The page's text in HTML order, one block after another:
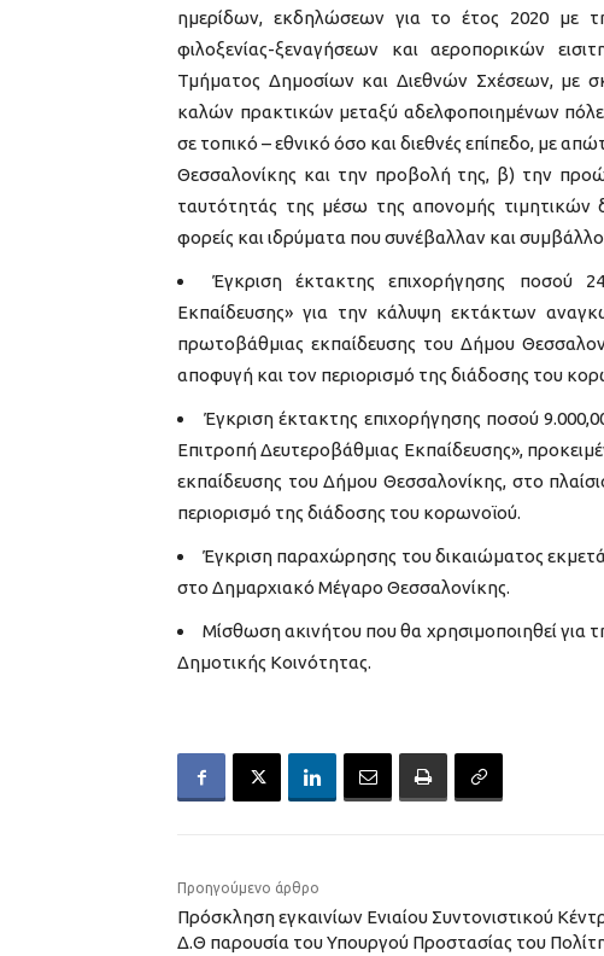
ημερίδων, εκδηλώσεων για το έτος 2020 με
φιλοξενίας-ξεναγήσεων και αεροπορικών
Τμήματος Δημοσίων και Διεθνών Σχέσεων, με
καλών πρακτικών μεταξύ αδελφοποιημένων
σε τοπικό – εθνικό όσο και διεθνές επίπεδο, με
Θεσσαλονίκης και την προβολή της, β) την
ταυτότητάς της μέσω της απονομής τιμητικών
φορείς και ιδρύματα που συνέβαλλαν και
Έγκριση έκτακτης επιχορήγησης ποσού
Εκπαίδευσης» για την κάλυψη εκτάκτων
πρωτοβάθμιας εκπαίδευσης του Δήμου
αποφυγή και τον περιορισμό της διάδοσης του
Έγκριση έκτακτης επιχορήγησης ποσού
Επιτροπή Δευτεροβάθμιας Εκπαίδευσης»,
εκπαίδευσης του Δήμου Θεσσαλονίκης, στο
περιορισμό της διάδοσης του κορωνοϊού.
Έγκριση παραχώρησης του δικαιώματος
στο Δημαρχιακό Μέγαρο Θεσσαλονίκης.
Μίσθωση ακινήτου που θα χρησιμοποιηθεί για
Δημοτικής Κοινότητας.
Προηγούμενο άρθρο
Πρόσκληση εγκαινίων Ενιαίου Συντονιστικού
Δ.Θ παρουσία του Υπουργού Προστασίας του